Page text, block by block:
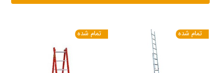
تمام شده تمام شده